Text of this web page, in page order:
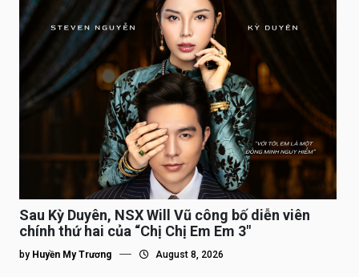
Sau Kỳ Duyên, NSX Will Vũ công bố diễn viên
chính thứ hai của “Chị Chị Em Em 3″
by Huyền My Trương August 8, 2026